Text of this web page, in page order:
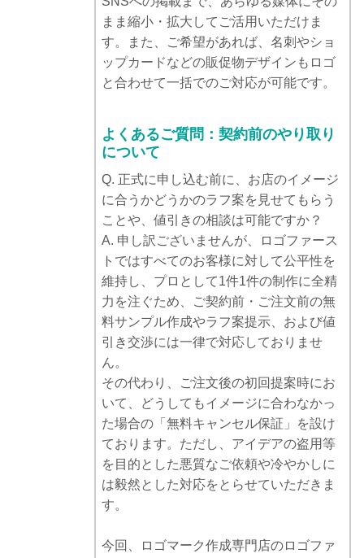
まま縮小・拡大してご活用いただけま
す。また、ご希望があれば、名刺やショ
ップカードなどの販促物デザインもロゴ
と合わせて一括でのご対応が可能です。
よくあるご質問：契約前のやり取り
について
Q. 正式に申し込む前に、お店のイメージ
に合うかどうかのラフ案を見せてもらう
ことや、値引きの相談は可能ですか？
A. 申し訳ございませんが、ロゴファース
トではすべてのお客様に対して公平性を
維持し、プロとして1件1件の制作に全精
力を注ぐため、ご契約前・ご注文前の無
料サンプル作成やラフ案提示、および値
引き交渉には一律で対応しておりませ
ん。
その代わり、ご注文後の初回提案時にお
いて、どうしてもイメージに合わなかっ
た場合の「無料キャンセル保証」を設け
ております。ただし、アイデアの盗用等
を目的とした悪質なご依頼や冷やかしに
は毅然とした対応をとらせていただきま
す。
今回、ロゴマーク作成専門店のロゴファ